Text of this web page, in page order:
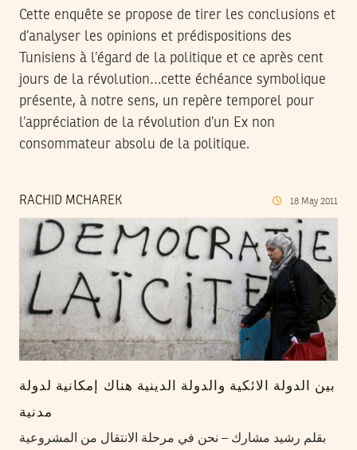
Cette enquête se propose de tirer les conclusions et
d’analyser les opinions et prédispositions des
Tunisiens à l’égard de la politique et ce après cent
jours de la révolution…cette échéance symbolique
présente, à notre sens, un repère temporel pour
l’appréciation de la révolution d’un Ex non
consommateur absolu de la politique.
RACHID MCHAREK 18 May 2011
بين الدولة الائكية والدولة الدينية هناك إمكانية لدولة
مدنية
بقلم رشيد مشارك – نحن في مرحلة الانتقال من المشروعية